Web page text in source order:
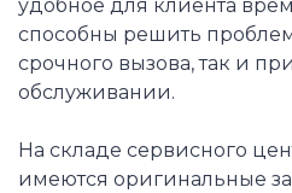
удобное для клиента
способны решить
срочного вызова, так и
обслуживании.
На складе сервисного
имеются оригинальные